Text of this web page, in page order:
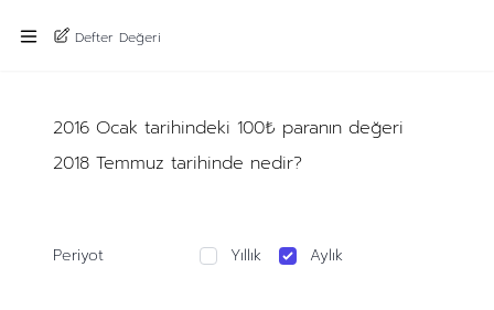
Defter Değeri
2016 Ocak tarihindeki 100₺ paranın değeri
2018 Temmuz tarihinde nedir?
Periyot Yıllık Aylık